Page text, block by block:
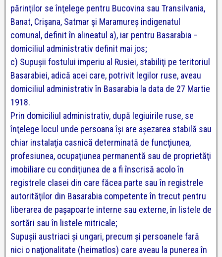
părinţilor se înţelege pentru Bucovina sau Transilvania,
Banat, Crişana, Satmar şi Maramureş indigenatul
comunal, definit în alineatul a), iar pentru Basarabia –
domiciliul administrativ definit mai jos;
c) Supuşii fostului imperiu al Rusiei, stabiliţi pe teritoriul
Basarabiei, adică acei care, potrivit legilor ruse, aveau
domiciliul administrativ în Basarabia la data de 27 Martie
1918.
Prin domiciliul administrativ, după legiuirile ruse, se
înţelege locul unde persoana îşi are aşezarea stabilă sau
chiar instalaţia casnică determinată de funcţiunea,
profesiunea, ocupaţiunea permanentă sau de proprietăţi
imobiliare cu condiţiunea de a fi înscrisă acolo în
registrele clasei din care făcea parte sau în registrele
autorităţilor din Basarabia competente în trecut pentru
liberarea de paşapoarte interne sau externe, în listele de
sortări sau în listele mitricale;
Supuşii austriaci și ungari, precum și persoanele fară
nici o naţionalitate (heimatlos) care aveau la punerea în